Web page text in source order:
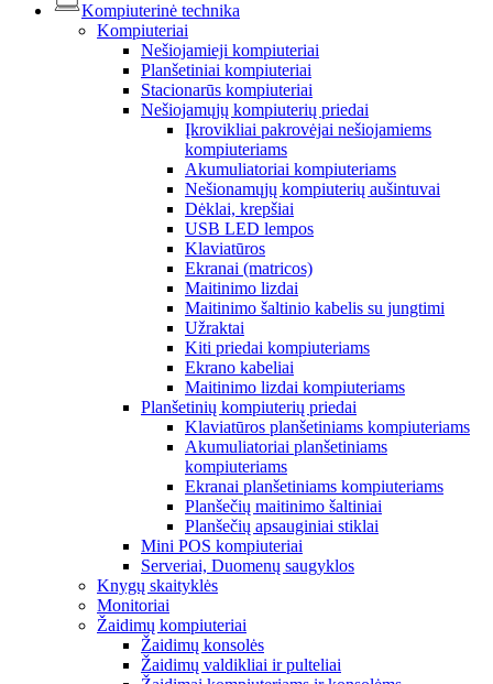
Kompiuterinė technika
Kompiuteriai
Nešiojamieji kompiuteriai
Planšetiniai kompiuteriai
Stacionarūs kompiuteriai
Nešiojamųjų kompiuterių priedai
Įkrovikliai pakrovėjai nešiojamiems
kompiuteriams
Akumuliatoriai kompiuteriams
Nešionamųjų kompiuterių aušintuvai
Dėklai, krepšiai
USB LED lempos
Klaviatūros
Ekranai (matricos)
Maitinimo lizdai
Maitinimo šaltinio kabelis su jungtimi
Užraktai
Kiti priedai kompiuteriams
Ekrano kabeliai
Maitinimo lizdai kompiuteriams
Planšetinių kompiuterių priedai
Klaviatūros planšetiniams kompiuteriams
Akumuliatoriai planšetiniams
kompiuteriams
Ekranai planšetiniams kompiuteriams
Planšečių maitinimo šaltiniai
Planšečių apsauginiai stiklai
Mini POS kompiuteriai
Serveriai, Duomenų saugyklos
Knygų skaityklės
Monitoriai
Žaidimų kompiuteriai
Žaidimų konsolės
Žaidimų valdikliai ir pulteliai